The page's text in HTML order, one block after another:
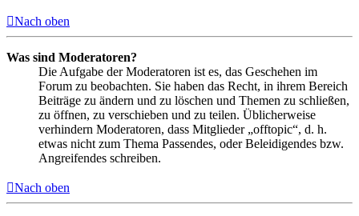
Nach oben
Was sind Moderatoren?
Die Aufgabe der Moderatoren ist es, das Geschehen im
Forum zu beobachten. Sie haben das Recht, in ihrem Bereich
Beiträge zu ändern und zu löschen und Themen zu schließen,
zu öffnen, zu verschieben und zu teilen. Üblicherweise
verhindern Moderatoren, dass Mitglieder „offtopic“, d. h.
etwas nicht zum Thema Passendes, oder Beleidigendes bzw.
Angreifendes schreiben.
Nach oben